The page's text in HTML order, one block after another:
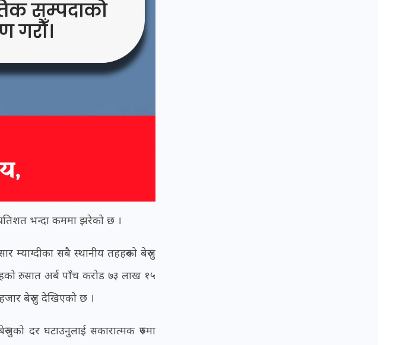
भन्दा कममा झरेको छ ।
म्याग्दीका सबै स्थानीय तहहरुको बेरुजु
रु. सात अर्ब पाँच करोड ७३ लाख १५
बेरुजु देखिएको छ ।
दर घटाउनुलाई सकारात्मक रुपमा